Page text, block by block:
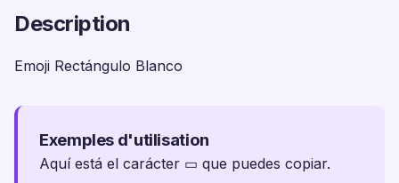
Description
Emoji Rectángulo Blanco
Exemples d'utilisation
Aquí está el carácter ▭ que puedes copiar.